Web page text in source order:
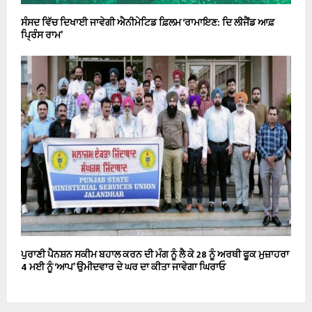
ਸੰਸਦ ਵਿੱਚ ਦਿਖਾਈ ਜਾਵੇਗੀ ਐਨੀਮੇਟਿਡ ਫ਼ਿਲਮ ‘ਰਾਮਾਇਣ: ਦਿ ਲੀਜੈਂਡ ਆਫ਼
ਪ੍ਰਿੰਸ ਰਾਮ’
ਪੁਰਾਣੀ ਪੈਨਸ਼ਨ ਸਕੀਮ ਬਹਾਲ ਕਰਨ ਦੀ ਮੰਗ ਨੂੰ ਲੈ ਕੇ 28 ਨੂੰ ਅਰਥੀ ਫੂਕ ਮੁਜ਼ਾਹਰਾ
4 ਮਈ ਨੂੰ ‘ਆਪ’ ਉਮੀਦਵਾਰ ਦੇ ਘਰ ਦਾ ਕੀਤਾ ਜਾਵੇਗਾ ਘਿਰਾਓ